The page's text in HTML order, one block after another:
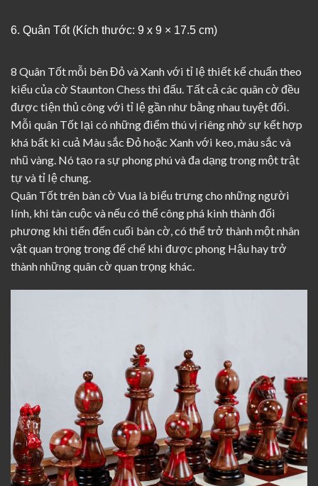
6. Quân Tốt (Kích thước: 9 x 9 × 17.5 cm)
8 Quân Tốt mỗi bên Đỏ và Xanh với tỉ lệ thiết kế chuẩn theo
kiểu của cờ Staunton Chess thi đấu. Tất cả các quân cờ đều
được tiện thủ công với tỉ lệ gần như bằng nhau tuyệt đối.
Mỗi quân Tốt lại có những điểm thú vị riêng nhờ sự kết hợp
khá bất kì cuả Màu sắc Đỏ hoặc Xanh với keo, màu sắc và
nhũ vàng. Nó tạo ra sự phong phú và đa dạng trong một trật
tự và tỉ lệ chung.
Quân Tốt trên bàn cờ Vua là biểu trưng cho những người
lính, khi tàn cuộc và nếu có thể công phá kinh thành đối
phương khi tiến đến cuối bàn cờ, có thể trở thành một nhân
vật quan trọng trong đế chế khi được phong Hậu hay trở
thành những quân cờ quan trọng khác.